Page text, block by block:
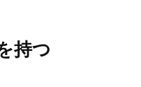
持つ